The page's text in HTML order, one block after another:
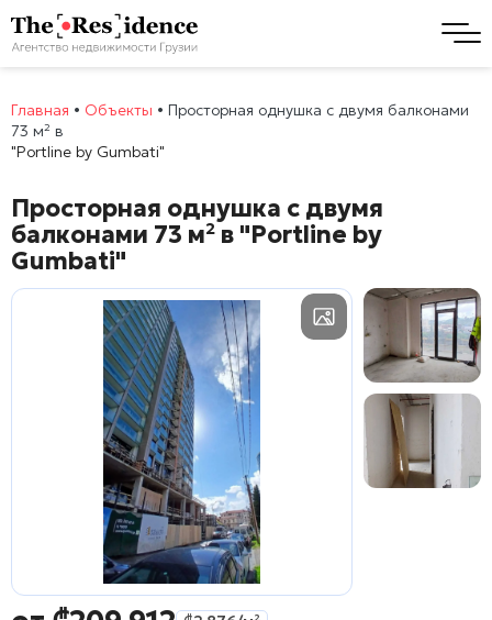
Главная • Объекты • Просторная однушка с двумя балконами
73 м² в
"Portline by Gumbati"
Просторная однушка с двумя
балконами 73 м² в "Portline by
Gumbati"